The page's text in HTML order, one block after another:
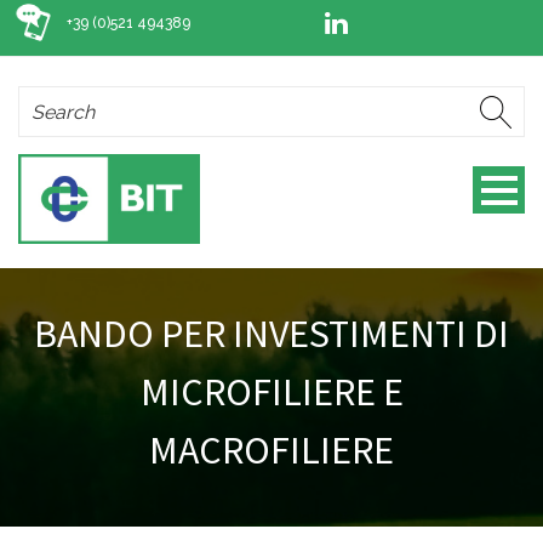
+39 (0)521 494389
BANDO PER INVESTIMENTI DI
MICROFILIERE E
MACROFILIERE